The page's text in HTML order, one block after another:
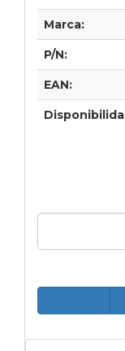
Marca:
P/N:
EAN: